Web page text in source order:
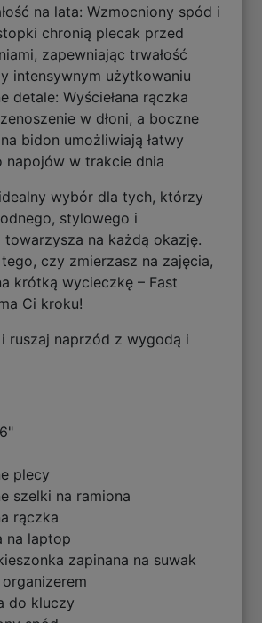
na lata: Wzmocniony spód i
chronią plecak przed
zapewniając trwałość
intensywnym użytkowaniu
detale: Wyściełana rączka
w dłoni, a boczne
bidon umożliwiają łatwy
napojów w trakcie dnia
wybór dla tych, którzy
stylowego i
na każdą okazję.
czy zmierzasz na zajęcia,
krótką wycieczkę – Fast
Ci kroku!
ruszaj naprzód z wygodą i
plecy
szelki na ramiona
rączka
na laptop
zapinana na suwak
do kluczy